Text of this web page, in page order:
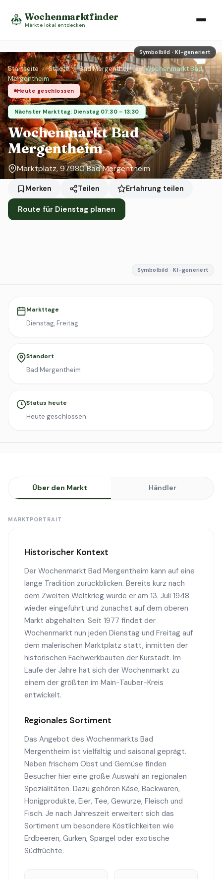
Wochenmarktfinder
Märkte lokal entdecken
Symbolbild · KI-generiert
Startseite › Städte › Bad Mergentheim ›
Wochenmarkt Bad
Mergentheim
Heute geschlossen
Nächster Markttag: Dienstag 07:30 – 13:30
Wochenmarkt Bad
Mergentheim
Marktplatz, 97980 Bad Mergentheim
Merken Teilen Erfahrung teilen
Route für Dienstag planen
Symbolbild · KI-generiert
Markttage
Dienstag, Freitag
Standort
Bad Mergentheim
Status heute
Heute geschlossen
Über den Markt Händler
MARKTPORTRAIT
Historischer Kontext
Der Wochenmarkt Bad Mergentheim kann auf eine
lange Tradition zurückblicken. Bereits kurz nach
dem Zweiten Weltkrieg wurde er am 13. Juli 1948
wieder eingeführt und zunächst auf dem oberen
Markt abgehalten. Seit 1977 findet der
Wochenmarkt nun jeden Dienstag und Freitag auf
dem malerischen Marktplatz statt, inmitten der
historischen Fachwerkbauten der Kurstadt. Im
Laufe der Jahre hat sich der Wochenmarkt zu
einem der größten im Main-Tauber-Kreis
entwickelt.
Regionales Sortiment
Das Angebot des Wochenmarkts Bad
Mergentheim ist vielfältig und saisonal geprägt.
Neben frischem Obst und Gemüse finden
Besucher hier eine große Auswahl an regionalen
Spezialitäten. Dazu gehören Käse, Backwaren,
Honigprodukte, Eier, Tee, Gewürze, Fleisch und
Fisch. Je nach Jahreszeit erweitert sich das
Sortiment um besondere Köstlichkeiten wie
Erdbeeren, Gurken, Spargel oder exotische
Südfrüchte.